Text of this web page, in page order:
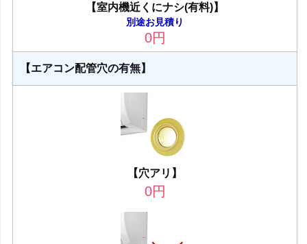
【室内機近くにナシ(有料)】
別途お見積り
0円
【エアコン配管穴の有無】
【穴アリ】
0円